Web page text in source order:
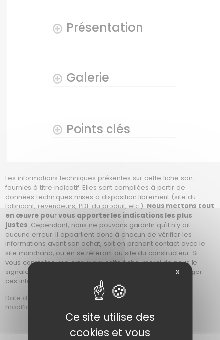
Présentation
Galerie
Points clés
Les informations techniques présentes sur cette fiche sont
fournies à titre indicatif. Elles sont compilées à partir de
données techniques mises à disposition librement (site du
fabricant, revendeurs, PDF du produit, etc.).Nous mettons tout
en œuvre pour vous apporter les indications les plus
justes. Cependant, nous ne pouvons garantir qu'il n'y ait
aucune erreur. Il appartient donc à chacun de vérifier les
informations avant son achat, soit en prenant contact avec le
site marchand, ou en se référant au site du constructeur. Si
vous constatez une erreur sur cette fiche, merci de nous le
signaler en nous contactant afin que nous puissions corriger
ces informations. Photos non contractuelles.
Date d'ajout : Le Mardi 22 Juin 2021 à 01h17 | date de
modification : Le Mercredi 05 Aout 2026 à 09h44
X
Ce site utilise des
cookies et vous